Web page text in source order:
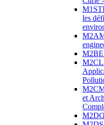
les
M2BE
et